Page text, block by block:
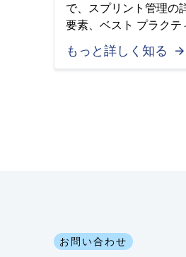
で、スプリント管理の
要素、ベスト プラクテ
もっと詳しく知る
お問い合わせ